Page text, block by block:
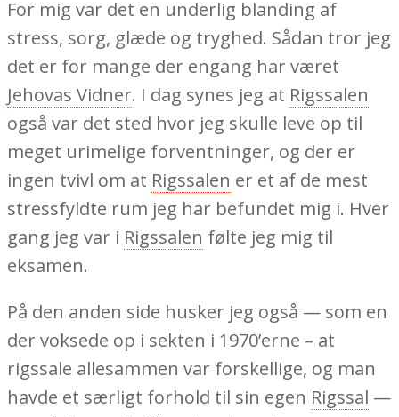
For mig var det en underlig blanding af
stress, sorg, glæde og tryghed. Sådan tror jeg
det er for mange der engang har været
Jehovas Vidner. I dag synes jeg at Rigssalen
også var det sted hvor jeg skulle leve op til
meget urimelige forventninger, og der er
ingen tvivl om at Rigssalen er et af de mest
stressfyldte rum jeg har befundet mig i. Hver
gang jeg var i Rigssalen følte jeg mig til
eksamen.
På den anden side husker jeg også — som en
der voksede op i sekten i 1970’erne – at
rigssale allesammen var forskellige, og man
havde et særligt forhold til sin egen Rigssal —